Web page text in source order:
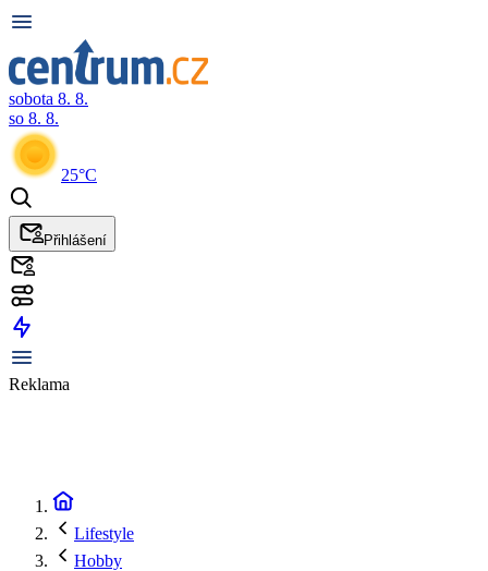
sobota 8. 8.
so 8. 8.
25°C
Přihlášení
Reklama
Lifestyle
Hobby